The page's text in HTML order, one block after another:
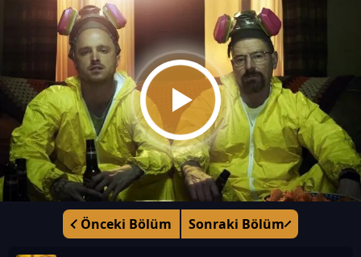
Önceki Bölüm Sonraki Bölüm